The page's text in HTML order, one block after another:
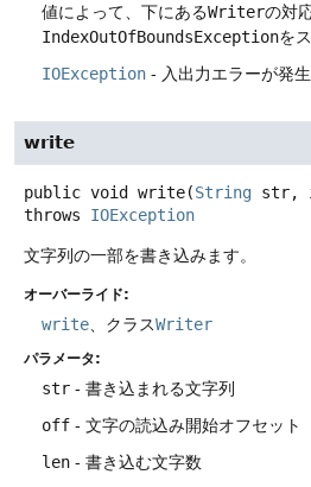
値によって、下にあるWriterの対
IndexOutOfBoundsExceptionを
IOException - 入出力エラーが発
write
public void write(String str,
throws IOException
文字列の一部を書き込みます。
オーバーライド:
write 、クラスWriter
パラメータ:
str - 書き込まれる文字列
off - 文字の読込み開始オフセット
len - 書き込む文字数